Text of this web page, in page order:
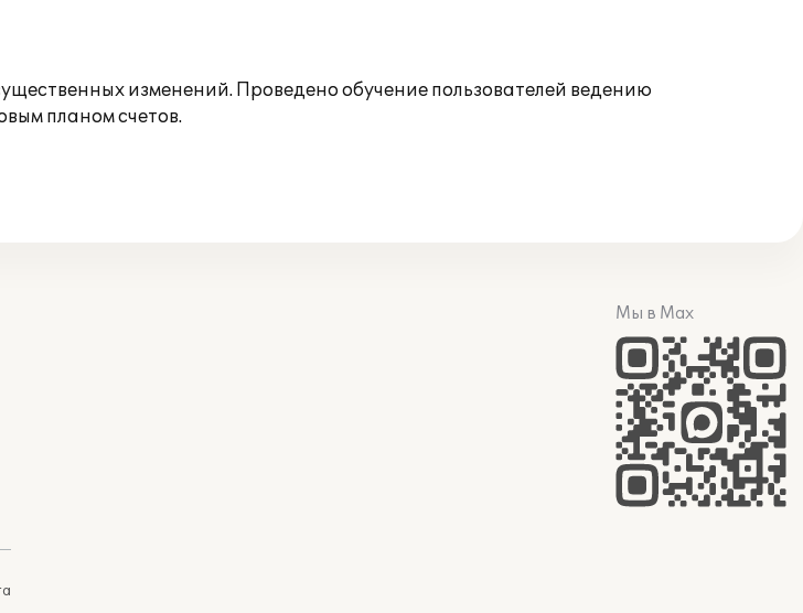
изменений. Проведено обучение пользователей ведению
планом счетов.
Мы в Max